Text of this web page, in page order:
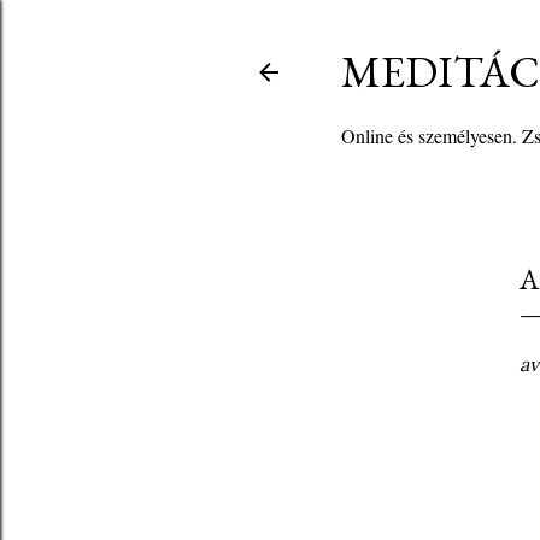
Online és személyesen.